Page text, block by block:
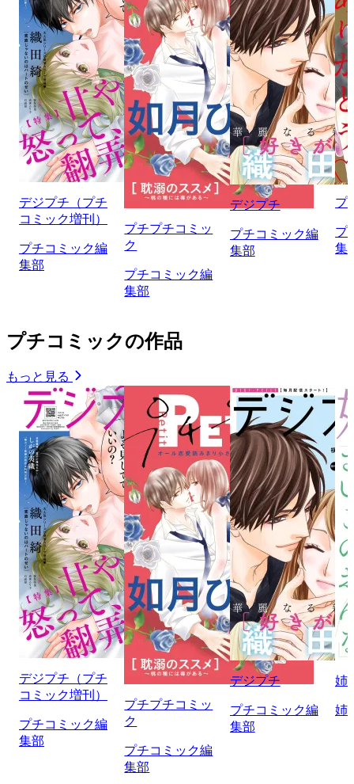
デジプチ（プチ
コミック増刊）
プチコミック編
集部
プチプチコミッ
ク
プチコミック編
集部
デジプチ
プチコミック編
集部
プ
プ
集
プチコミックの作品
もっと見る
デジプチ（プチ
コミック増刊）
プチコミック編
集部
プチプチコミッ
ク
プチコミック編
集部
デジプチ
プチコミック編
集部
姉
姉